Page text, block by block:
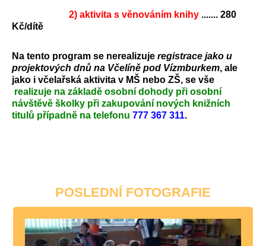
2) aktivita s věnováním knihy ....... 280
Kč/dítě
Na tento program se nerealizuje registrace jako u
projektových dnů na Včelíně pod Vízmburkem, ale
jako i včelařská aktivita v MŠ nebo ZŠ, se vše
realizuje na základě osobní dohody při osobní
návštěvě školky při zakupování nových knižních
titulů případně na telefonu 777 367 311.
POSLEDNÍ FOTOGRAFIE